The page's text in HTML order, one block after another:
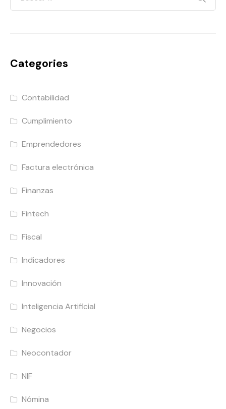
Categories
Contabilidad
Cumplimiento
Emprendedores
Factura electrónica
Finanzas
Fintech
Fiscal
Indicadores
Innovación
Inteligencia Artificial
Negocios
Neocontador
NIF
Nómina